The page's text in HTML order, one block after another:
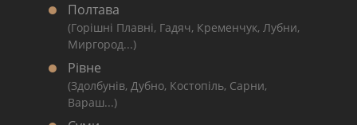
Полтава
(Горішні Плавні, Гадяч, Кременчук, Лубни,
Миргород...)
Рівне
(Здолбунів, Дубно, Костопіль, Сарни,
Вараш...)